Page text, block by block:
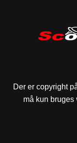
Der er copyright
må kun bruges